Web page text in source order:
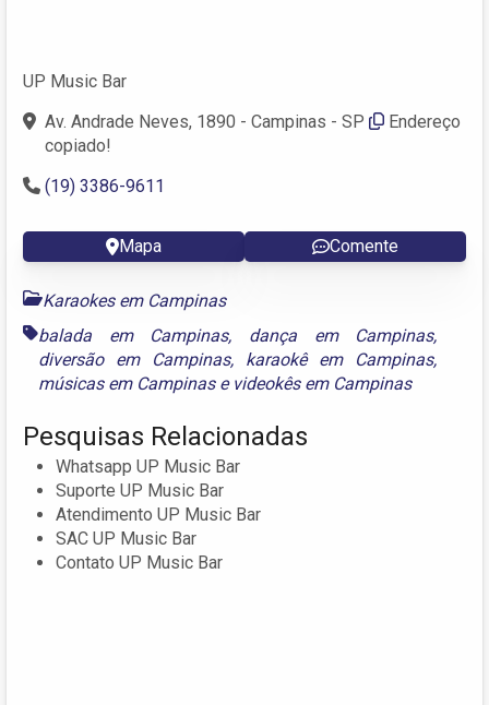
UP Music Bar
Av. Andrade Neves, 1890 - Campinas - SP
Endereço
copiado!
(19) 3386-9611
Mapa Comente
Karaokes em Campinas
balada em Campinas, dança em Campinas,
diversão em Campinas, karaokê em Campinas,
músicas em Campinase videokês em Campinas
Pesquisas Relacionadas
Whatsapp UP Music Bar
Suporte UP Music Bar
Atendimento UP Music Bar
SAC UP Music Bar
Contato UP Music Bar